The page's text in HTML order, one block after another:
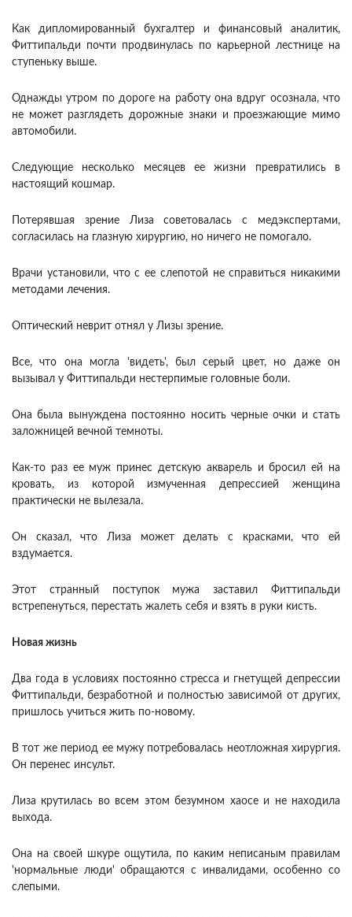
Как дипломированный бухгалтер и финансовый аналитик,
Фиттипальди почти продвинулась по карьерной лестнице на
ступеньку выше.
Однажды утром по дороге на работу она вдруг осознала, что
не может разглядеть дорожные знаки и проезжающие мимо
автомобили.
Следующие несколько месяцев ее жизни превратились в
настоящий кошмар.
Потерявшая зрение Лиза советовалась с медэкспертами,
согласилась на глазную хирургию, но ничего не помогало.
Врачи установили, что с ее слепотой не справиться никакими
методами лечения.
Оптический неврит отнял у Лизы зрение.
Все, что она могла 'видеть', был серый цвет, но даже он
вызывал у Фиттипальди нестерпимые головные боли.
Она была вынуждена постоянно носить черные очки и стать
заложницей вечной темноты.
Как-то раз ее муж принес детскую акварель и бросил ей на
кровать, из которой измученная депрессией женщина
практически не вылезала.
Он сказал, что Лиза может делать с красками, что ей
вздумается.
Этот странный поступок мужа заставил Фиттипальди
встрепенуться, перестать жалеть себя и взять в руки кисть.
Новая жизнь
Два года в условиях постоянно стресса и гнетущей депрессии
Фиттипальди, безработной и полностью зависимой от других,
пришлось учиться жить по-новому.
В тот же период ее мужу потребовалась неотложная хирургия.
Он перенес инсульт.
Лиза крутилась во всем этом безумном хаосе и не находила
выхода.
Она на своей шкуре ощутила, по каким неписаным правилам
'нормальные люди' обращаются с инвалидами, особенно со
слепыми.